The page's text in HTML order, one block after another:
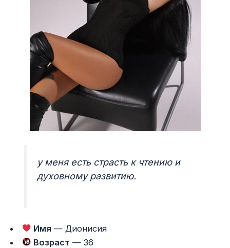
у меня есть страсть к чтению и
духовному развитию.
Имя — Дионисия
Возраст — 36